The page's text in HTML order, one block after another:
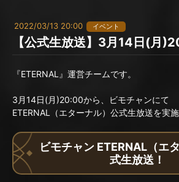
2022/03/13 20:00 イベント
【公式生放送】3月14日(月
『ETERNAL』運営チームです。
3月14日(月)20:00から、ビモチャンにて
ETERNAL（エターナル）公式生放送を実施
ビモチャン ETERNAL（エ
式生放送！